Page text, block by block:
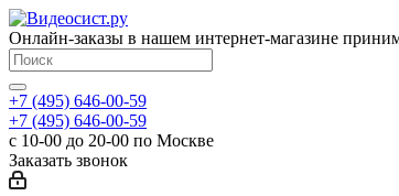
Онлайн-заказы в нашем интернет-магазине
+7 (495) 646-00-59
+7 (495) 646-00-59
с 10-00 до 20-00 по Москве
Заказать звонок